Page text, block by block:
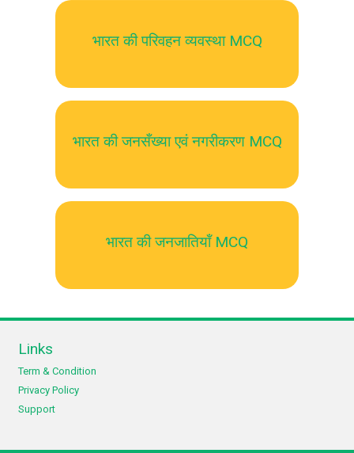
भारत की परिवहन व्यवस्था MCQ
भारत की जनसँख्या एवं नगरीकरण MCQ
भारत की जनजातियॉं MCQ
Links
Term & Condition
Privacy Policy
Support